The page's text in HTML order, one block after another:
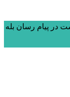
در پیام رسان بله